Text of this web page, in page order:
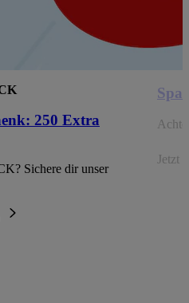
250 Extra
Sichere dir unser
Jetzt